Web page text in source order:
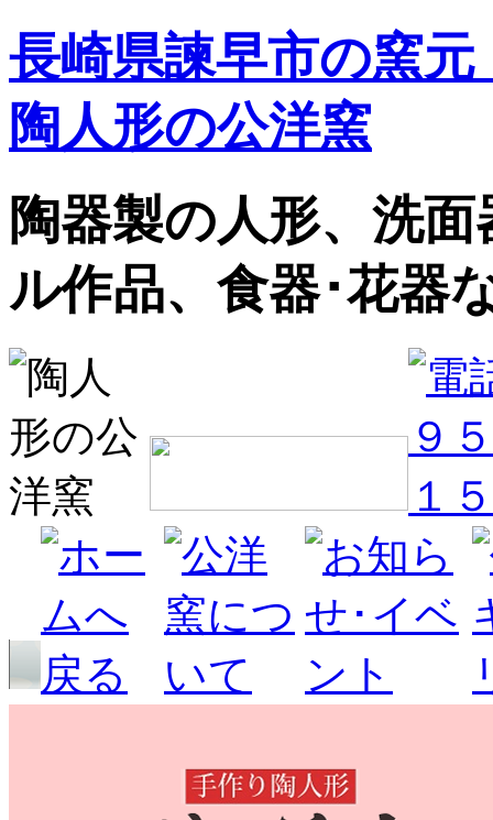
長崎県諫早市の窯
陶人形の公洋窯
陶器製の人形、洗
ル作品、食器･花器